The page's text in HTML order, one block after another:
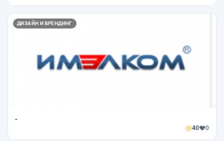
ДИЗАЙН И БРЕНДИНГ
-
40 0